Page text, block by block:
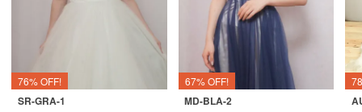
76% OFF!
SR-GRA-1
67% OFF!
MD-BLA-2